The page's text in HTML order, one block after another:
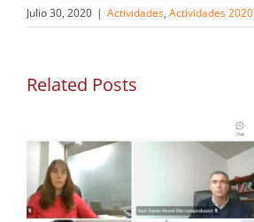
Julio 30, 2020 | Actividades, Actividades 2020
Related Posts